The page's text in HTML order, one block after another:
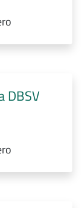
DBSV